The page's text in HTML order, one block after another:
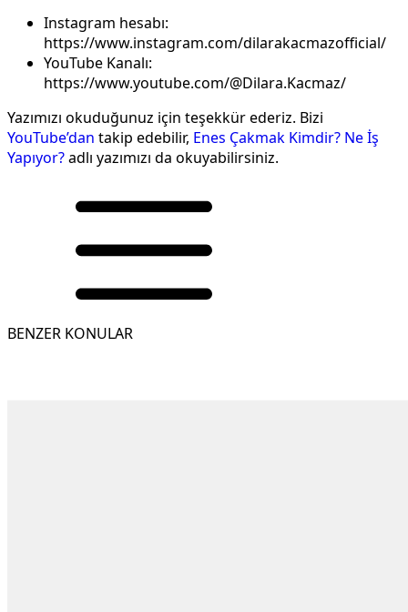
Instagram hesabı:
https://www.instagram.com/dilarakacmazofficial/
YouTube Kanalı:
https://www.youtube.com/@Dilara.Kacmaz/
Yazımızı okuduğunuz için teşekkür ederiz. Bizi
YouTube’dan takip edebilir, Enes Çakmak Kimdir? Ne İş
Yapıyor?adlı yazımızı da okuyabilirsiniz.
BENZER KONULAR